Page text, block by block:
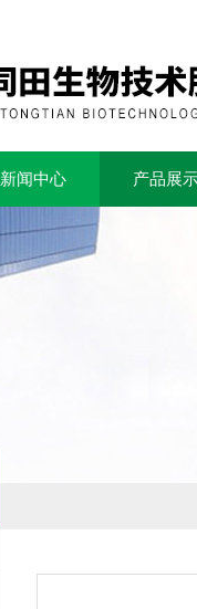
新闻中心 产品展